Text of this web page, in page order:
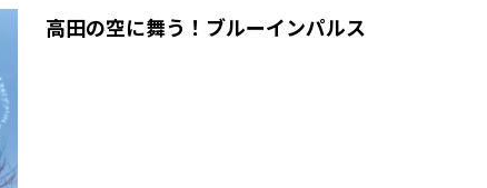
高田の空に舞う！ブルーインパルス